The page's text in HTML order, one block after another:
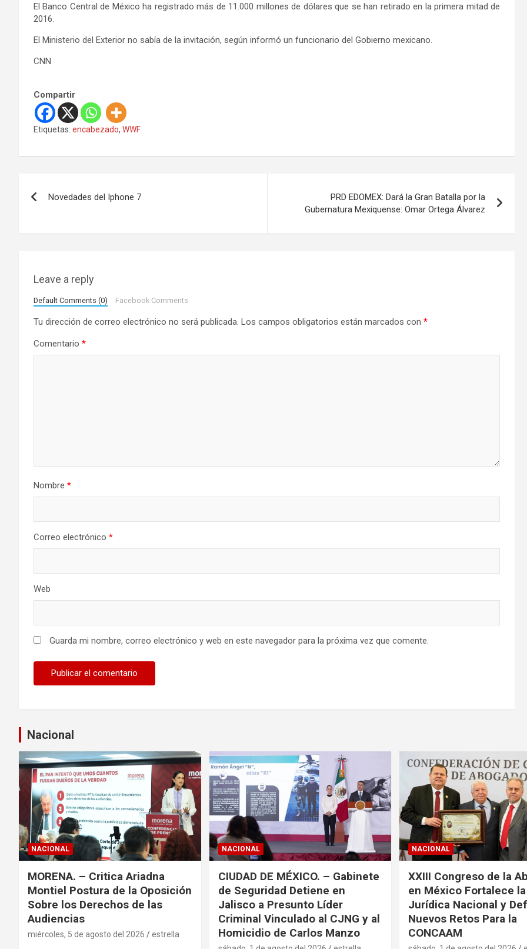
El Banco Central de México ha registrado más de 11.000 millones de dólares que se han retirado en la primera mitad de
2016.
El Ministerio del Exterior no sabía de la invitación, según informó un funcionario del Gobierno mexicano.
CNN
Compartir
Etiquetas: encabezado, WWF
v
Novedades del Iphone 7
PRD EDOMEX: Dará la Gran Batalla por la
Gubernatura Mexiquense: Omar Ortega Álvarez
Leave a reply
Default Comments (0) Facebook Comments
Tu dirección de correo electrónico no será publicada. Los campos obligatorios están marcados con *
Comentario *
Nombre *
Correo electrónico *
Web
Guarda mi nombre, correo electrónico y web en este navegador para la próxima vez que comente.
Nacional
NACIONAL
MORENA. – Critica Ariadna
Montiel Postura de la Oposición
Sobre los Derechos de las
Audiencias
miércoles, 5 de agosto del 2026 estrella
NACIONAL
CIUDAD DE MÉXICO. – Gabinete
de Seguridad Detiene en
Jalisco a Presunto Líder
Criminal Vinculado al CJNG y al
Homicidio de Carlos Manzo
NACIONAL
XXIII Congreso de la
en México Fortalece
Jurídica Nacional y
Nuevos Retos Para la
CONCAAM